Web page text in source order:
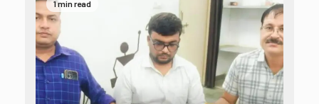
1 min read